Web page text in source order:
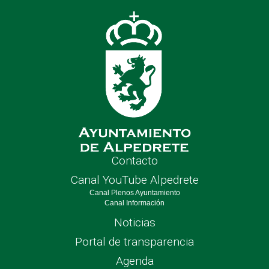
Contacto
Canal YouTube Alpedrete
Canal Plenos Ayuntamiento
Canal Información
Noticias
Portal de transparencia
Agenda